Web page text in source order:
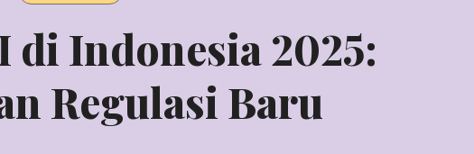
di Indonesia 2025:
Regulasi Baru